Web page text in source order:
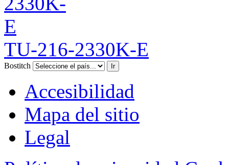
TU-216-2330K-E
Bostitch Ir
Accesibilidad
Mapa del sitio
Legal